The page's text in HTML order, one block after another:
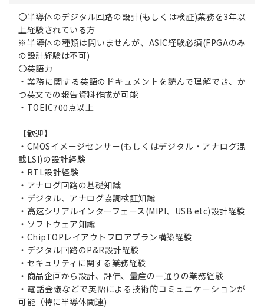
〇半導体のデジタル回路の設計(もしくは検証)業務を3年以
上経験されている方
※半導体の種類は問いませんが、ASIC経験必須(FPGAのみ
の設計経験は不可)
〇英語力
・業務に関する英語のドキュメントを読んで理解でき、か
つ英文での報告資料作成が可能
・TOEIC700点以上
【歓迎】
・CMOSイメージセンサー(もしくはデジタル・アナログ混
載LSI)の設計経験
・RTL設計経験
・アナログ回路の基礎知識
・デジタル、アナログ協調検証知識
・高速シリアルインターフェース(MIPI、USB etc)設計経験
・ソフトウェア知識
・ChipTOPレイアウトフロアプラン構築経験
・デジタル回路のP&R設計経験
・セキュリティに関する業務経験
・商品企画から設計、評価、量産の一通りの業務経験
・電話会議などで英語による技術的コミュニケーションが
可能（特に半導体関連)